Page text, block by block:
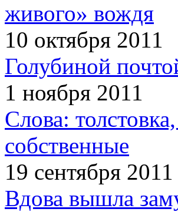
живого» вождя
10 октября 2011
Голубиной
1 ноября 2011
Слова:
собственные
19 сентября 2011
Вдова вышла